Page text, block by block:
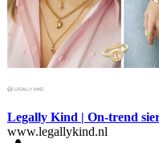
Legally Kind | On-trend
www.legallykind.nl